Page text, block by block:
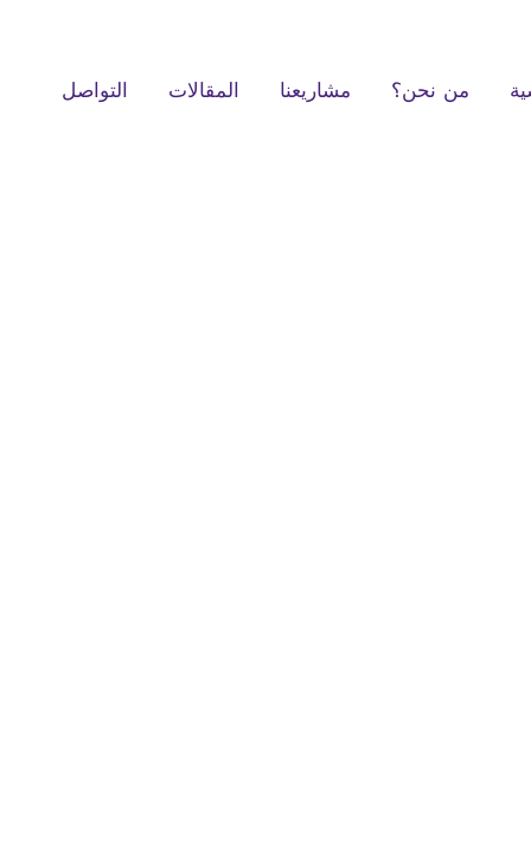
من نحن؟ مشاريعنا المقالات التواصل